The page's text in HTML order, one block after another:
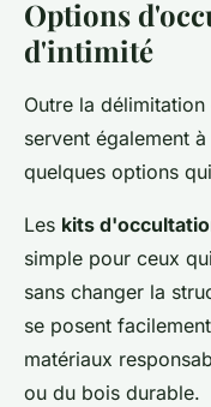
Options
d'intimité
Outre la délimitation
servent également
quelques options
Les kits
simple pour ceux
sans changer la
se posent
matériaux
ou du bois durable.